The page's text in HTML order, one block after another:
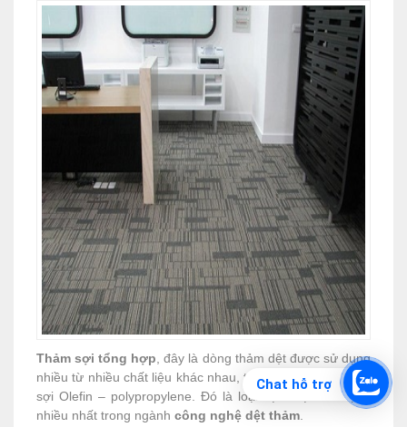
Thảm sợi tổng hợp , đây là dòng thảm dệt được sử dụng
nhiều từ nhiều chất liệu khác nhau, trong đó nổi bật lên là
sợi Olefin – polypropylene. Đó là loại sợi được sử dụng
nhiều nhất trong ngành công nghệ dệt thảm
Chat hỗ trợ